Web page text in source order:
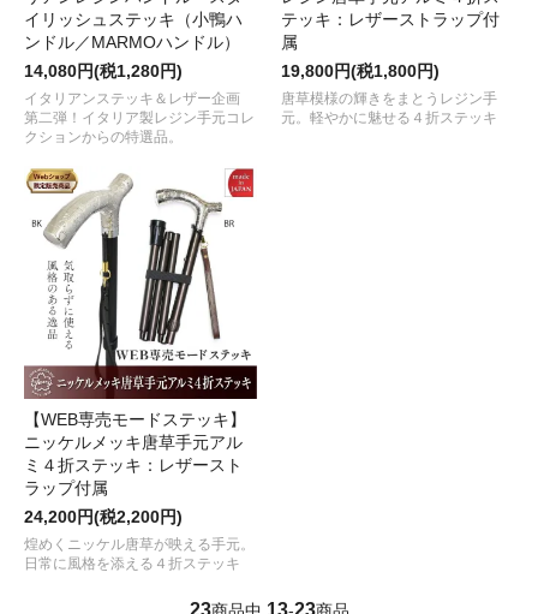
イリッシュステッキ（小鴨ハ
ンドル／MARMOハンドル）
14,080円(税1,280円)
イタリアンステッキ＆レザー企画
第二弾！イタリア製レジン手元コレ
クションからの特選品。
テッキ：レザーストラップ付
属
19,800円(税1,800円)
唐草模様の輝きをまとうレジン手
元。軽やかに魅せる４折ステッキ
【WEB専売モードステッキ】
ニッケルメッキ唐草手元アル
ミ４折ステッキ：レザースト
ラップ付属
24,200円(税2,200円)
煌めくニッケル唐草が映える手元。
日常に風格を添える４折ステッキ
23商品中 13-23商品